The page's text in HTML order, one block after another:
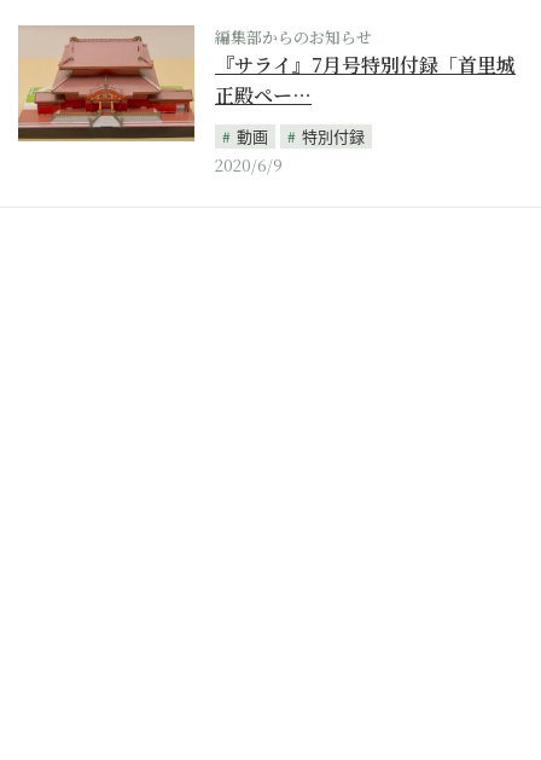
編集部からのお知らせ
『サライ』7月号特別付録「首里城
正殿ペー…
動画
特別付録
2020/6/9